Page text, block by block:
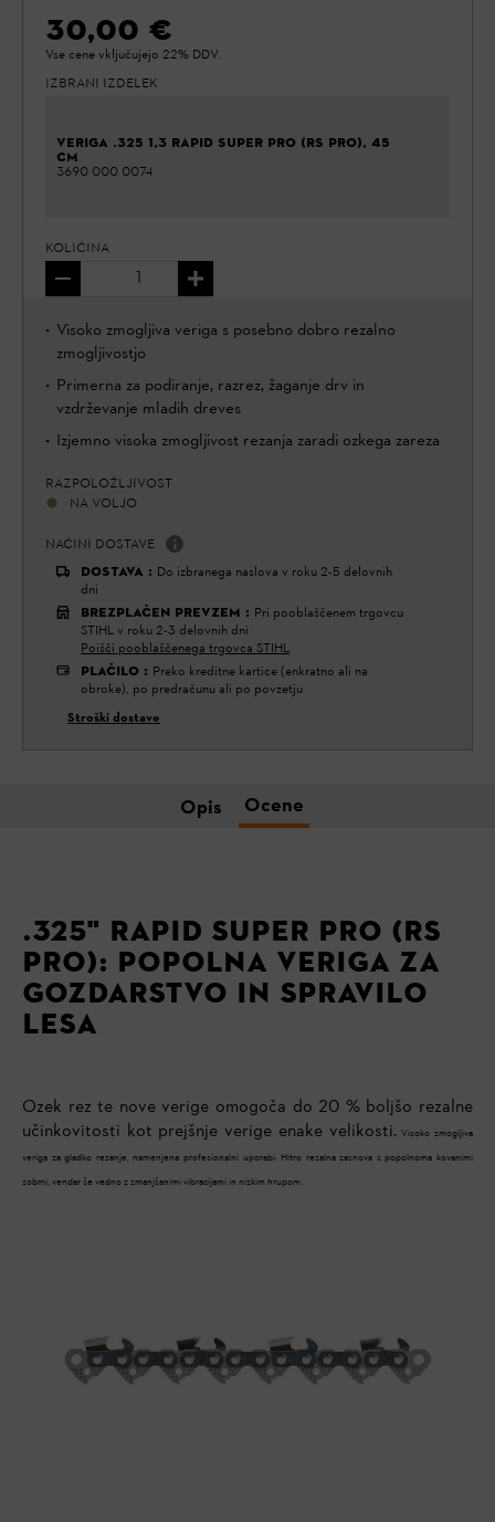
30,00 €
Vse cene vključujejo 22% DDV.
IZBRANI IZDELEK
VERIGA .325 1,3 RAPID SUPER PRO (RS PRO), 45
CM
3690 000 0074
KOLIČINA
Visoko zmogljiva veriga s posebno dobro rezalno
zmogljivostjo
Primerna za podiranje, razrez, žaganje drv in
vzdrževanje mladih dreves
Izjemno visoka zmogljivost rezanja zaradi ozkega zareza
RAZPOLOŽLJIVOST
NA VOLJO
NAČINI DOSTAVE
DOSTAVA : Do izbranega naslova v roku 2-5 delovnih
dni
BREZPLAČEN PREVZEM : Pri pooblaščenem trgovcu
STIHL v roku 2-3 delovnih dni
Poišči pooblaščenega trgovca STIHL
PLAČILO : Preko kreditne kartice (enkratno ali na
obroke), po predračunu ali po povzetju
Stroški dostave
Opis Ocene
.325" RAPID SUPER PRO (RS
PRO): POPOLNA VERIGA ZA
GOZDARSTVO IN SPRAVILO
LESA
Ozek rez te nove verige omogoča do 20 % boljšo rezalne
učinkovitosti kot prejšnje verige enake velikosti.Visoko zmogljiva
veriga za gladko rezanje, namenjena profesionalni uporabi. Hitro rezalna zasnova s popolnoma kovanimi
zobmi, vendar še vedno z zmanjšanimi vibracijami in nizkim hrupom.